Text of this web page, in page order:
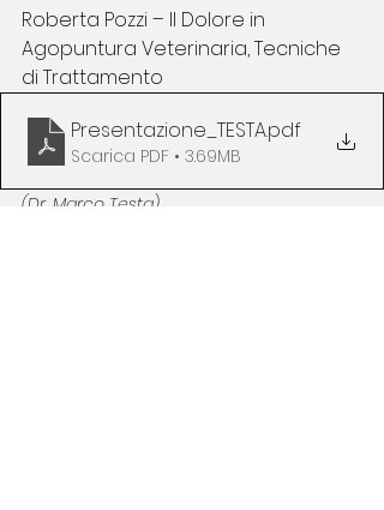
Roberta Pozzi – Il Dolore in
Agopuntura Veterinaria, Tecniche
di Trattamento
Presentazione_TESTA.pdf
Scarica PDF • 3.69MB
(Dr. Marco Testa)